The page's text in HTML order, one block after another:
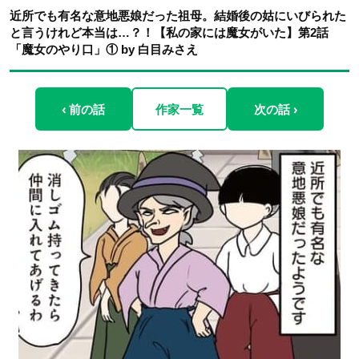
近所でも有名な意地悪娘だった祖母。結婚後の姑にいびられた
と言うけれど本当は…？！【私の家には魔女がいた】第2話
「魔女のやり口」① by 白目みさえ
‹ 前の話 作家一覧 次の話 ›